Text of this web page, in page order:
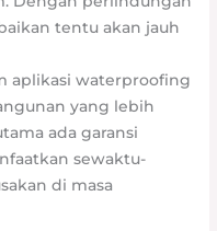
tentu akan jauh
aplikasi waterproofing
yang lebih
ada garansi
sewaktu-
di masa